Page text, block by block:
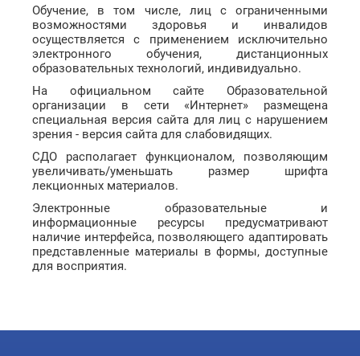
Обучение, в том числе, лиц с ограниченными
возможностями здоровья и инвалидов
осуществляется с применением исключительно
электронного обучения, дистанционных
образовательных технологий, индивидуально.
На официальном сайте Образовательной
организации в сети «Интернет» размещена
специальная версия сайта для лиц с нарушением
зрения - версия сайта для слабовидящих.
СДО располагает функционалом, позволяющим
увеличивать/уменьшать размер шрифта
лекционных материалов.
Электронные образовательные и
информационные ресурсы предусматривают
наличие интерфейса, позволяющего адаптировать
представленные материалы в формы, доступные
для восприятия.